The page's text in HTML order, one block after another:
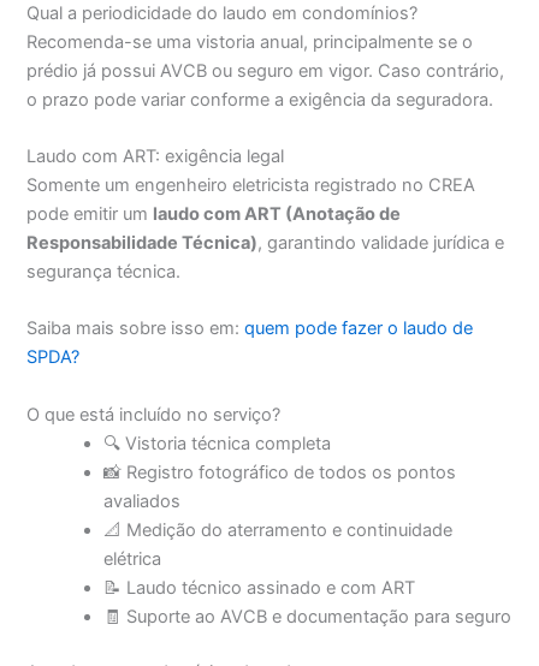
Qual a periodicidade do laudo em condomínios?
Recomenda-se uma vistoria anual, principalmente se o
prédio já possui AVCB ou seguro em vigor. Caso contrário,
o prazo pode variar conforme a exigência da seguradora.
Laudo com ART: exigência legal
Somente um engenheiro eletricista registrado no CREA
pode emitir um laudo com ART (Anotação de
Responsabilidade Técnica), garantindo validade jurídica e
segurança técnica.
Saiba mais sobre isso em:quem pode fazer o laudo de
SPDA?
O que está incluído no serviço?
🔍 Vistoria técnica completa
📸 Registro fotográfico de todos os pontos
avaliados
📐 Medição do aterramento e continuidade
elétrica
📝 Laudo técnico assinado e com ART
🧾 Suporte ao AVCB e documentação para seguro